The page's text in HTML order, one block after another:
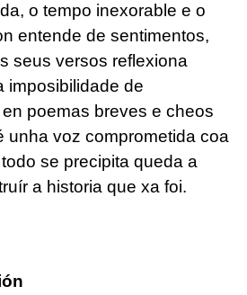
o tempo inexorable e o
entende de sentimentos,
seus versos reflexiona
imposibilidade de
poemas breves e cheos
unha voz comprometida coa
se precipita queda a
a historia que xa foi.